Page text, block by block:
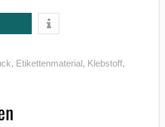
, Etikettenmaterial, Klebstoff,